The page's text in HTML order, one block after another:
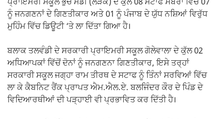
ਪ੍ਰਾਇਮਰੀ ਸਕੂਲ ਭੁੱਚੋ ਮੰਡੀ (ਲੜਕੇ) ਦੇ ਕੁੱਲ 08 ਸਟਾਫ ਮੈਂਬਰਾਂ ਵਿੱਚੋਂ 07
ਨੂੰ ਜਨਗਣਨਾਂ ਦੇ ਗਿਣਤੀਕਾਰ ਅਤੇ 01 ਨੂੰ ਪੰਜਾਬ ਦੇ ਯੁੱਧ ਨਸ਼ਿਆਂ ਵਿਰੁੱਧ
ਮੁਹਿੰਮ ਵਿੱਚ ਡਿਊਟੀ ‘ਤੇ ਲਾ ਦਿੱਤਾ ਗਿਆ ਹੈ।
ਬਲਾਕ ਤਲਵੰਡੀ ਦੇ ਸਰਕਾਰੀ ਪ੍ਰਾਇਮਰੀ ਸਕੂਲ ਗੋਲੇਵਾਲਾ ਦੇ ਕੁੱਲ 02
ਅਧਿਆਪਕਾਂ ਵਿੱਚੋਂ ਦੋਨਾਂ ਨੂੰ ਜਨਗਣਨਾ ਗਿਣਤੀਕਾਰ, ਇਸੇ ਤਰ੍ਹਾਂ
ਸਰਕਾਰੀ ਸਕੂਲ ਜਗ੍ਹਾ ਰਾਮ ਤੀਰਥ ਦੇ ਸਟਾਫ ਨੂੰ ਤਿੰਨਾਂ ਸਰਵਿਆਂ ਵਿੱਚ
ਲਾ ਕੇ ਕੈਬਨਿਟ ਰੈਂਕ ਪ੍ਰਾਪਤ ਐਮ.ਐਲ.ਏ. ਬਲਜਿੰਦਰ ਕੌਰ ਦੇ ਪਿੰਡ ਦੇ
ਵਿਦਿਆਰਥੀਆਂ ਦੀ ਪੜ੍ਹਾਈ ਵੀ ਪ੍ਰਭਾਵਿਤ ਕਰ ਦਿੱਤੀ ਹੈ।